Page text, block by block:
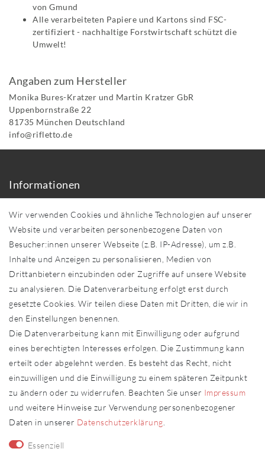
von Gmund
Alle verarbeiteten Papiere und Kartons sind FSC-
zertifiziert - nachhaltige Forstwirtschaft schützt die
Umwelt!
Angaben zum Hersteller
Monika Bures-Kratzer und Martin Kratzer GbR
Uppenbornstraße 22
81735 München Deutschland
info@rifletto.de
Informationen
Über uns
Händler in Ihrer Nähe
Sonderanfertigungen
Zahlung und Versand
Shop-Service
Widerrufs­recht
Widerrufs­formular
Impressum
Daten­schutz­erklärung
AGB
Kontakt
Vertrag widerrufen Kontakt
Fachhändler
Wir verwenden Cookies und ähnliche Technologien auf unserer
Website und verarbeiten personenbezogene Daten von
Besucher:innen unserer Webseite (z.B. IP-Adresse), um z.B.
Inhalte und Anzeigen zu personalisieren, Medien von
Drittanbietern einzubinden oder Zugriffe auf unsere Website
zu analysieren. Die Datenverarbeitung erfolgt erst durch
gesetzte Cookies. Wir teilen diese Daten mit Dritten, die wir in
den Einstellungen benennen.
Die Datenverarbeitung kann mit Einwilligung oder aufgrund
eines berechtigten Interesses erfolgen. Die Zustimmung kann
erteilt oder abgelehnt werden. Es besteht das Recht, nicht
einzuwilligen und die Einwilligung zu einem späteren Zeitpunkt
zu ändern oder zu widerrufen. Beachten Sie unser Impressum
und weitere Hinweise zur Verwendung personenbezogener
Daten in unserer Daten­schutz­erklärung
Essenziell